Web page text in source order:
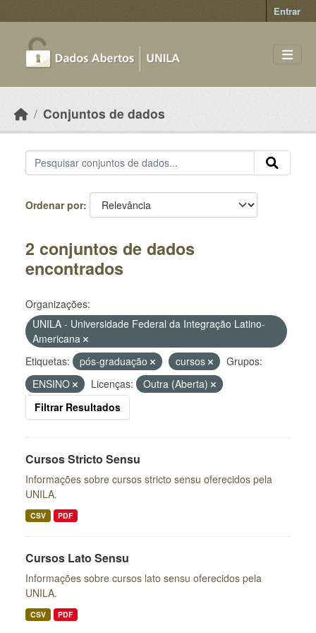
Entrar
Conjuntos de dados
Ordenar por
2 conjuntos de dados
encontrados
Organizações:
UNILA - Universidade Federal da Integração Latino-
Americana
Etiquetas:
pós-graduação cursos
Grupos:
ENSINO
Licenças:
Outra (Aberta)
Filtrar Resultados
Cursos Stricto Sensu
Informações sobre cursos stricto sensu oferecidos pela
UNILA.
CSV PDF
Cursos Lato Sensu
Informações sobre cursos lato sensu oferecidos pela
UNILA.
CSV PDF